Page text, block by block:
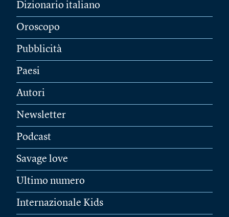
Dizionario italiano
Oroscopo
Pubblicità
Paesi
Autori
Newsletter
Podcast
Savage love
Ultimo numero
Internazionale Kids